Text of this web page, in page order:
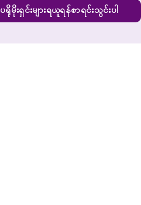
ပရိုမိုးရှင်းများရယူရန်စာရင်းသွင်းပါ